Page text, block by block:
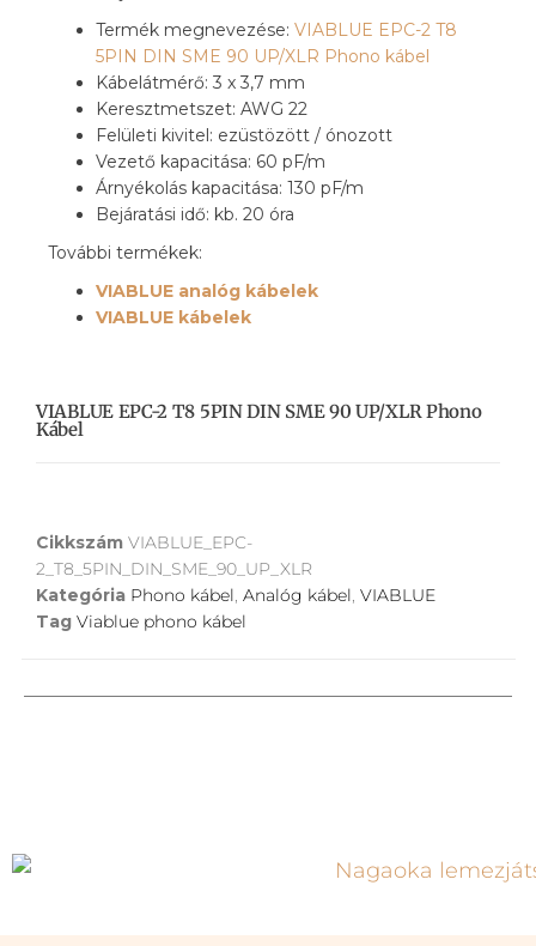
Termék megnevezése: VIABLUE EPC-2 T8
5PIN DIN SME 90 UP/XLR Phono kábel
Kábelátmérő: 3 x 3,7 mm
Keresztmetszet: AWG 22
Felületi kivitel: ezüstözött / ónozott
Vezető kapacitása: 60 pF/m
Árnyékolás kapacitása: 130 pF/m
Bejáratási idő: kb. 20 óra
További termékek:
VIABLUE analóg kábelek
VIABLUE kábelek
VIABLUE EPC-2 T8 5PIN DIN SME 90 UP/XLR Phono
Kábel
Cikkszám VIABLUE_EPC-
2_T8_5PIN_DIN_SME_90_UP_XLR
Kategória Phono kábel, Analóg kábel, VIABLUE
Tag Viablue phono kábel